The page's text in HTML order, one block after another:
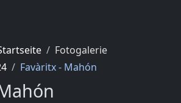
Fotogalerie
Favàritx - Mahón